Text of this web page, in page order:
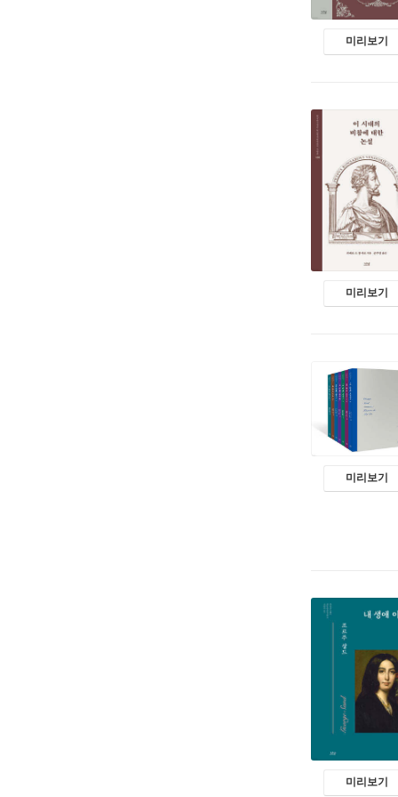
미리보기
미리보기
미리보기
미리보기